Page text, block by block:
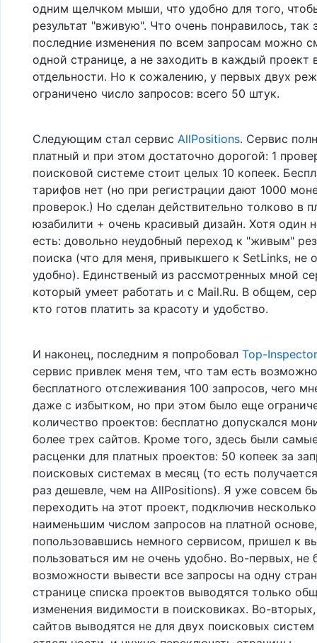
одним щелчком мыши, что удобно для того,
результат "вживую". Что очень понравилось, так
последние изменения по всем запросам можно
одной странице, а не заходить в каждый проект
отдельности. Но к сожалению, у первых двух
ограничено число запросов: всего 50 штук.
Следующим стал сервис AllPositions. Сервис
платный и при этом достаточно дорогой: 1
поисковой системе стоит целых 10 копеек.
тарифов нет (но при регистрации дают 1000
проверок.) Но сделан действительно толково в
юзабилити + очень красивый дизайн. Хотя один
есть: довольно неудобный переход к "живым"
поиска (что для меня, привыкшего к SetLinks, не
удобно). Единственый из рассмотренных мной
который умеет работать и с Mail.Ru. В общем,
кто готов платить за красоту и удобство.
И наконец, последним я попробовал Top-Inspector
сервис привлек меня тем, что там есть
бесплатного отслеживания 100 запросов, чего
даже с избытком, но при этом было еще
количество проектов: бесплатно допускался
более трех сайтов. Кроме того, здесь были
расценки для платных проектов: 50 копеек за
поисковых системах в месяц (то есть
раз дешевле, чем на AllPositions). Я уже совсем
переходить на этот проект, подключив
наименьшим числом запросов на платной
попользовавшись немного сервисом, пришел к
пользоваться им не очень удобно. Во-первых, не
возможности вывести все запросы на одну
странице списка проектов выводятся только
изменения видимости в поисковиках. Во-
сайтов выводятся не для двух поисковых систем